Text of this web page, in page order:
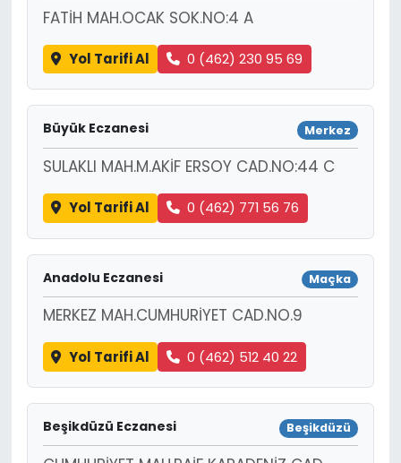
FATİH MAH.OCAK SOK.NO:4 A
Yol Tarifi Al 0 (462) 230 95 69
Büyük Eczanesi Merkez
SULAKLI MAH.M.AKİF ERSOY CAD.NO:44 C
Yol Tarifi Al 0 (462) 771 56 76
Anadolu Eczanesi Maçka
MERKEZ MAH.CUMHURİYET CAD.NO.9
Yol Tarifi Al 0 (462) 512 40 22
Beşikdüzü Eczanesi Beşikdüzü